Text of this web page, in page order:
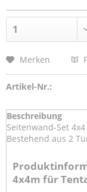
Merken
Artikel-Nr.:
Beschreibung
Seitenwand-Set
Bestehend aus 2
4x4m für